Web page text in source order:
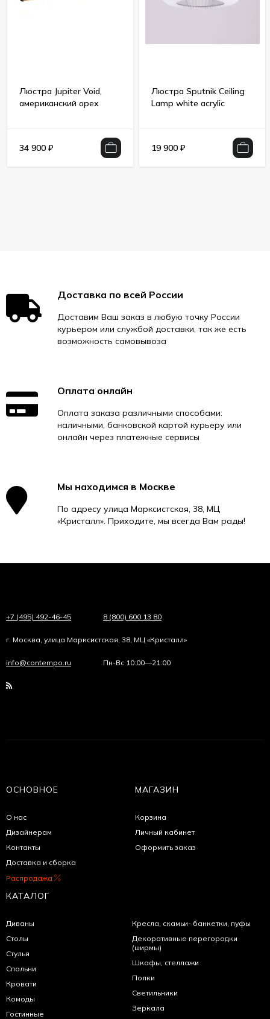
Люстра Jupiter Void,
американский орех
34 900 ₽
Люстра Sputnik Ceiling
Lamp white acrylic
19 900 ₽
Доставка по всей России
Доставим Ваш заказ в любую точку России
курьером или службой доставки, так же есть
возможность самовывоза
Оплата онлайн
Оплата заказа различными способами:
наличными, банковской картой курьеру или
онлайн через платежные сервисы
Мы находимся в Москве
По адресу улица Марксистская, 38, МЦ
«Кристалл». Приходите, мы всегда Вам рады!
+7 (495) 492-46-45 8 (800) 600 13 80
г. Москва, улица Марксистская, 38, МЦ «Кристалл»
info@contempo.ru Пн-Вс 10:00—21:00
ОСНОВНОЕ
О нас
Дизайнерам
Контакты
Доставка и сборка
Распродажа
МАГАЗИН
Корзина
Личный кабинет
Оформить заказ
КАТАЛОГ
Диваны
Столы
Стулья
Спальни
Кровати
Комоды
Гостинные
Кресла, скамьи- банкетки, пуфы
Декоративные перегородки
(ширмы)
Шкафы, стеллажи
Полки
Светильники
Зеркала